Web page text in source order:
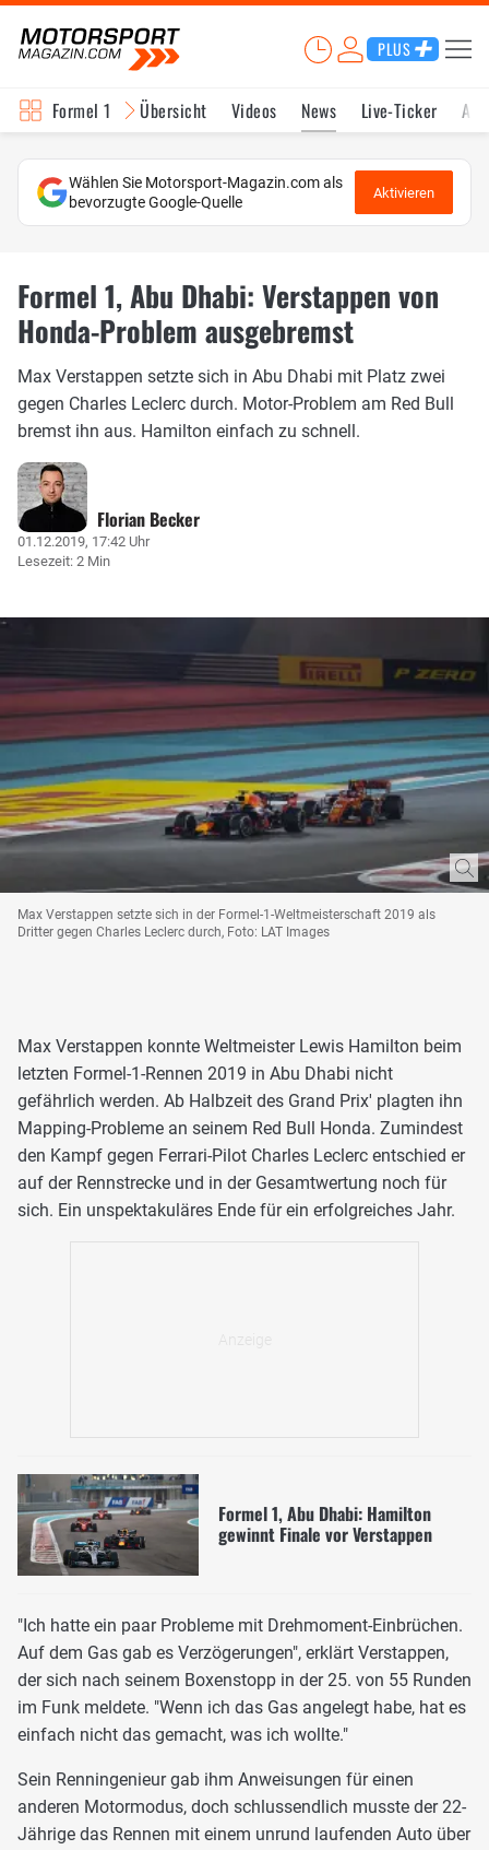
PLUS
Formel 1 Übersicht Videos News Live-Ticker
Wählen Sie Motorsport-Magazin.com als
bevorzugte Google-Quelle
Aktivieren
Formel 1, Abu Dhabi: Verstappen von
Honda-Problem ausgebremst
Max Verstappen setzte sich in Abu Dhabi mit Platz zwei
gegen Charles Leclerc durch. Motor-Problem am Red Bull
bremst ihn aus. Hamilton einfach zu schnell.
Florian Becker
01.12.2019, 17:42 Uhr
Lesezeit: 2 Min
Max Verstappen setzte sich in der Formel-1-Weltmeisterschaft 2019 als
Dritter gegen Charles Leclerc durch, Foto: LAT Images
Max Verstappen konnte Weltmeister Lewis Hamilton beim
letzten Formel-1-Rennen 2019 in Abu Dhabi nicht
gefährlich werden. Ab Halbzeit des Grand Prix' plagten ihn
Mapping-Probleme an seinem Red Bull Honda. Zumindest
den Kampf gegen Ferrari-Pilot Charles Leclerc entschied er
auf der Rennstrecke und in der Gesamtwertung noch für
sich. Ein unspektakuläres Ende für ein erfolgreiches Jahr.
Formel 1, Abu Dhabi: Hamilton
gewinnt Finale vor Verstappen
"Ich hatte ein paar Probleme mit Drehmoment-Einbrüchen.
Auf dem Gas gab es Verzögerungen", erklärt Verstappen,
der sich nach seinem Boxenstopp in der 25. von 55 Runden
im Funk meldete. "Wenn ich das Gas angelegt habe, hat es
einfach nicht das gemacht, was ich wollte."
Sein Renningenieur gab ihm Anweisungen für einen
anderen Motormodus, doch schlussendlich musste der 22-
Jährige das Rennen mit einem unrund laufenden Auto über